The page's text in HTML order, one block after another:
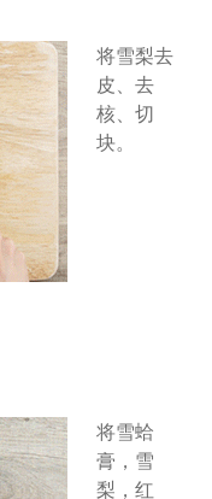
将雪梨去
皮、去
核、切
块。
将雪蛤
膏，雪
梨，红